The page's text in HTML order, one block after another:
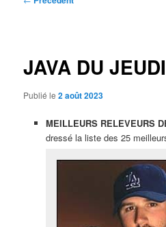
JAVA DU JEUDI
Publié le2 août 2023
MEILLEURS RELEVEURS
dressé la liste des 25